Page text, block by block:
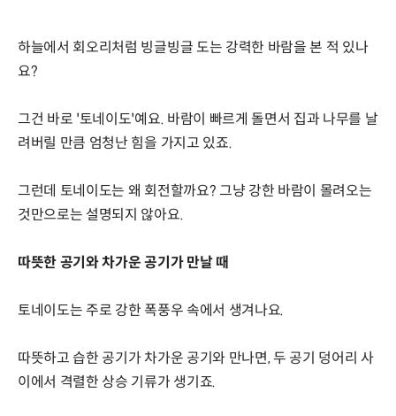
하늘에서 회오리처럼 빙글빙글 도는 강력한 바람을 본 적 있나
요?
그건 바로 '토네이도'예요. 바람이 빠르게 돌면서 집과 나무를 날
려버릴 만큼 엄청난 힘을 가지고 있죠.
그런데 토네이도는 왜 회전할까요? 그냥 강한 바람이 몰려오는
것만으로는 설명되지 않아요.
따뜻한 공기와 차가운 공기가 만날 때
토네이도는 주로 강한 폭풍우 속에서 생겨나요.
따뜻하고 습한 공기가 차가운 공기와 만나면, 두 공기 덩어리 사
이에서 격렬한 상승 기류가 생기죠.